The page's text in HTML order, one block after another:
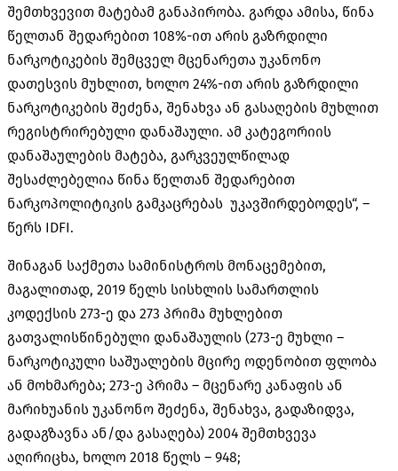
შემთხვევით მატებამ განაპირობა. გარდა ამისა, წინა
წელთან შედარებით 108%-ით არის გაზრდილი
ნარკოტიკების შემცველ მცენარეთა უკანონო
დათესვის მუხლით, ხოლო 24%-ით არის გაზრდილი
ნარკოტიკების შეძენა, შენახვა ან გასაღების მუხლით
რეგისტრირებული დანაშაული. ამ კატეგორიის
დანაშაულების მატება, გარკვეულწილად
შესაძლებელია წინა წელთან შედარებით
ნარკოპოლიტიკის გამკაცრებას უკავშირდებოდეს“, –
წერს IDFI.
შინაგან საქმეთა სამინისტროს მონაცემებით,
მაგალითად, 2019 წელს სისხლის სამართლის
კოდექსის 273-ე და 273 პრიმა მუხლებით
გათვალისწინებული დანაშაულის (273-ე მუხლი –
ნარკოტიკული საშუალების მცირე ოდენობით ფლობა
ან მოხმარება; 273-ე პრიმა – მცენარე კანაფის ან
მარიხუანის უკანონო შეძენა, შენახვა, გადაზიდვა,
გადაგზავნა ან/და გასაღება) 2004 შემთხვევა
აღირიცხა, ხოლო 2018 წელს – 948;